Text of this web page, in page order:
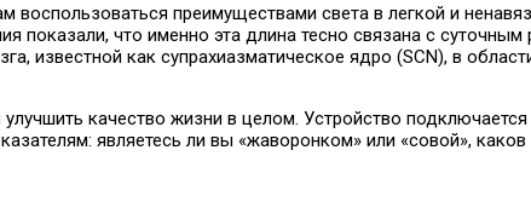
воспользоваться преимуществами света в легкой и
что именно эта длина тесно связана с суточным
известной как супрахиазматическое ядро ​​(SCN), в
качество жизни в целом. Устройство
являетесь ли вы «жаворонком» или «совой»,